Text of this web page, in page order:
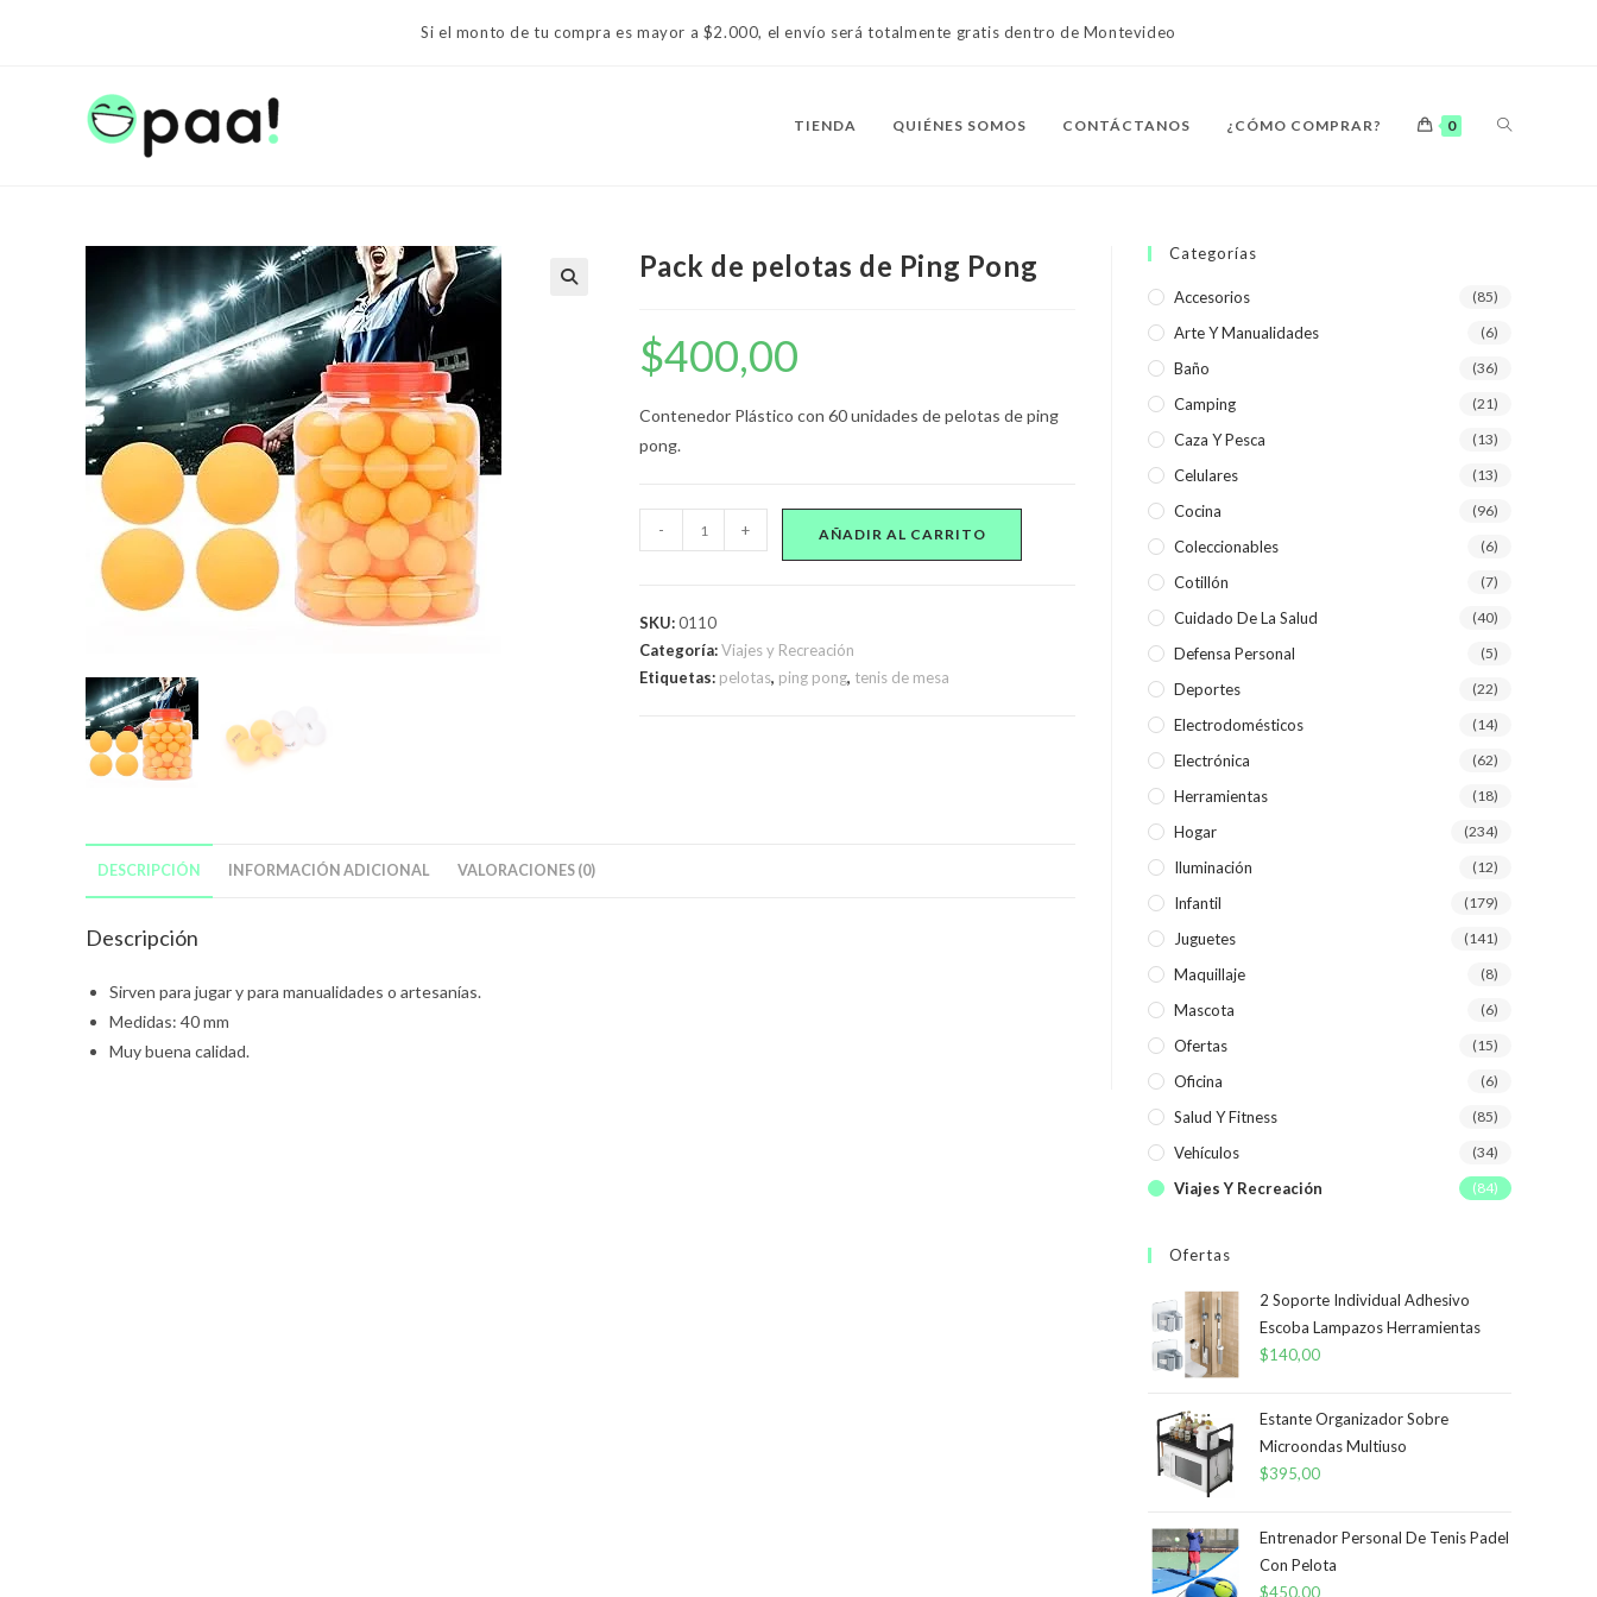
Si el monto de tu compra es mayor a $2.000, el envío será totalmente gratis dentro de Montevideo
TIENDA QUIÉNES SOMOS CONTÁCTANOS ¿CÓMO COMPRAR? 0 ALTERNAR
DE
LA
Pack de pelotas de Ping Pong
$400,00
Contenedor Plástico con 60 unidades de pelotas de ping
pong.
de
Ping
Pong
- + AÑADIR AL CARRITO
SKU:0110
Categoría:Viajes y Recreación
Etiquetas: pelotas, ping pong, tenis de mesa
DESCRIPCIÓN INFORMACIÓN ADICIONAL VALORACIONES (0)
Descripción
Sirven para jugar y para manualidades o artesanías.
Medidas: 40 mm
Muy buena calidad.
Categorías
Accesorios (85)
Arte Y Manualidades (6)
Baño (36)
Camping (21)
Caza Y Pesca (13)
Celulares (13)
Cocina (96)
Coleccionables (6)
Cotillón (7)
Cuidado De La Salud (40)
Defensa Personal (5)
Deportes (22)
Electrodomésticos (14)
Electrónica (62)
Herramientas (18)
Hogar (234)
Iluminación (12)
Infantil (179)
Juguetes (141)
Maquillaje (8)
Mascota (6)
Ofertas (15)
Oficina (6)
Salud Y Fitness (85)
Vehículos (34)
Viajes Y Recreación (84)
Ofertas
2 Soporte Individual Adhesivo
Escoba Lampazos Herramientas
$140,00
Estante Organizador Sobre
Microondas Multiuso
$395,00
Entrenador Personal De Tenis Padel
Con Pelota
$450,00